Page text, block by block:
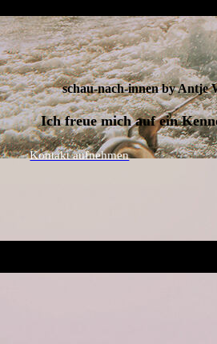
schau-nach-innen by Antje
Ich freue mich auf ein
Kontakt aufnehmen